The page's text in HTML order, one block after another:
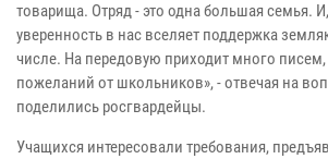
товарища. Отряд - это одна большая семья.
уверенность в нас вселяет поддержка
числе. На передовую приходит много писем,
пожеланий от школьников», - отвечая на
поделились росгвардейцы.
Учащихся интересовали требования,